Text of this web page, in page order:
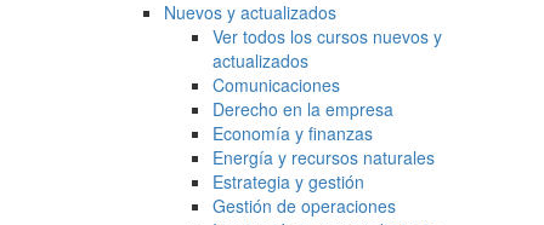
Nuevos y actualizados
Ver todos los cursos nuevos y
actualizados
Comunicaciones
Derecho en la empresa
Economía y finanzas
Energía y recursos naturales
Estrategia y gestión
Gestión de operaciones